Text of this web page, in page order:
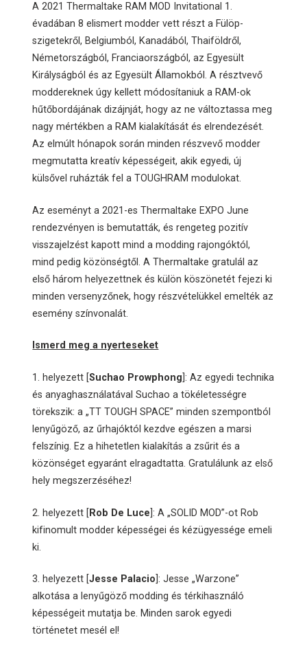
A 2021 Thermaltake RAM MOD Invitational 1.
évadában 8 elismert modder vett részt a Fülöp-
szigetekről, Belgiumból, Kanadából, Thaiföldről,
Németországból, Franciaországból, az Egyesült
Királyságból és az Egyesült Államokból. A résztvevő
moddereknek úgy kellett módosítaniuk a RAM-ok
hűtőbordájának dizájnját, hogy az ne változtassa meg
nagy mértékben a RAM kialakítását és elrendezését.
Az elmúlt hónapok során minden részvevő modder
megmutatta kreatív képességeit, akik egyedi, új
külsővel ruházták fel a TOUGHRAM modulokat.
Az eseményt a 2021-es Thermaltake EXPO June
rendezvényen is bemutatták, és rengeteg pozitív
visszajelzést kapott mind a modding rajongóktól,
mind pedig közönségtől. A Thermaltake gratulál az
első három helyezettnek és külön köszönetét fejezi ki
minden versenyzőnek, hogy részvételükkel emelték az
esemény színvonalát.
Ismerd meg a nyerteseket
1. helyezett [Suchao Prowphong ]: Az egyedi technika
és anyaghasználatával Suchao a tökéletességre
törekszik: a „TT TOUGH SPACE” minden szempontból
lenyűgöző, az űrhajóktól kezdve egészen a marsi
felszínig. Ez a hihetetlen kialakítás a zsűrit és a
közönséget egyaránt elragadtatta. Gratulálunk az első
hely megszerzéséhez!
2. helyezett [ Rob De Luce ]: A „SOLID MOD”-ot Rob
kifinomult modder képességei és kézügyessége emeli
ki.
3. helyezett [Jesse Palacio ]: Jesse „Warzone”
alkotása a lenyűgöző modding és térkihasználó
képességeit mutatja be. Minden sarok egyedi
történetet mesél el!